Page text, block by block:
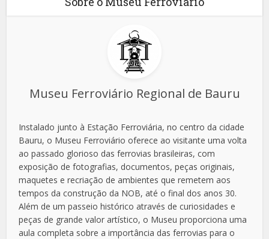
Museu Ferroviário Regional de Bauru
Instalado junto à Estação Ferroviária, no centro da cidade
Bauru, o Museu Ferroviário oferece ao visitante uma volta
ao passado glorioso das ferrovias brasileiras, com
exposição de fotografias, documentos, peças originais,
maquetes e recriação de ambientes que remetem aos
tempos da construção da NOB, até o final dos anos 30.
Além de um passeio histórico através de curiosidades e
peças de grande valor artístico, o Museu proporciona uma
aula completa sobre a importância das ferrovias para o